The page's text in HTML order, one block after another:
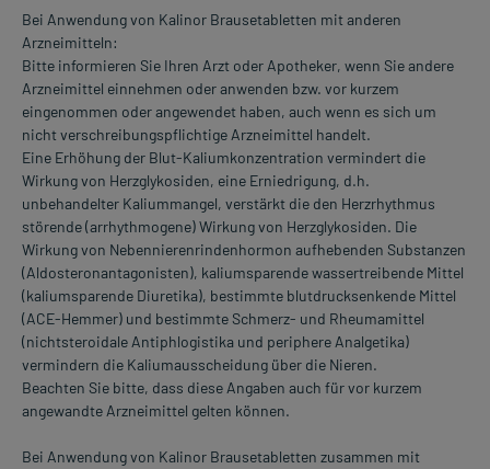
Bei Anwendung von Kalinor Brausetabletten mit anderen
Arzneimitteln:
Bitte informieren Sie Ihren Arzt oder Apotheker, wenn Sie andere
Arzneimittel einnehmen oder anwenden bzw. vor kurzem
eingenommen oder angewendet haben, auch wenn es sich um
nicht verschreibungspflichtige Arzneimittel handelt.
Eine Erhöhung der Blut-Kaliumkonzentration vermindert die
Wirkung von Herzglykosiden, eine Erniedrigung, d.h.
unbehandelter Kaliummangel, verstärkt die den Herzrhythmus
störende (arrhythmogene) Wirkung von Herzglykosiden. Die
Wirkung von Nebennierenrindenhormon aufhebenden Substanzen
(Aldosteronantagonisten), kaliumsparende wassertreibende Mittel
(kaliumsparende Diuretika), bestimmte blutdrucksenkende Mittel
(ACE-Hemmer) und bestimmte Schmerz- und Rheumamittel
(nichtsteroidale Antiphlogistika und periphere Analgetika)
vermindern die Kaliumausscheidung über die Nieren.
Beachten Sie bitte, dass diese Angaben auch für vor kurzem
angewandte Arzneimittel gelten können.
Bei Anwendung von Kalinor Brausetabletten zusammen mit